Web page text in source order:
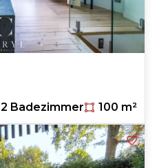
2 Badezimmer 100 m²